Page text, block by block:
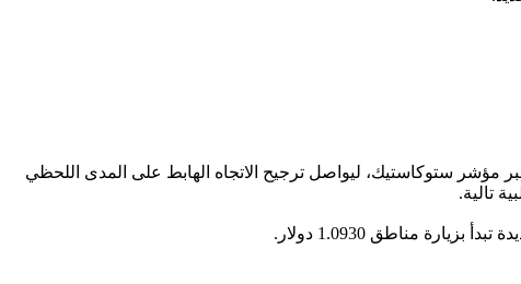
رؤية إشارات سلبية متواصلة عبر مؤشر ستوكاستيك، ليواصل ترجيح الاتجاه الهابط على المدى اللحظي